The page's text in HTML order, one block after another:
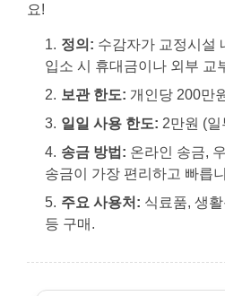
요!
정의: 수감자가 교정시설
입소 시 휴대금이나 외부 교
보관 한도: 개인당 200만
일일 사용 한도: 2만원 (일
송금 방법: 온라인 송금,
송금이 가장 편리하고 빠릅
주요 사용처: 식료품, 생
등 구매.